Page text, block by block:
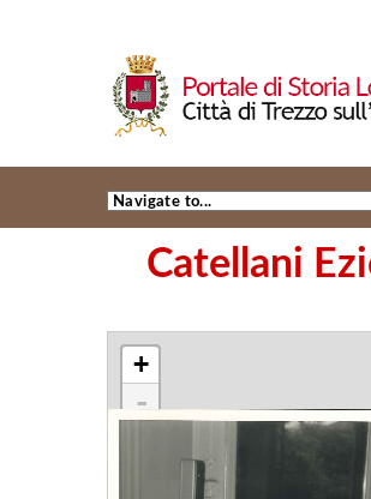
Catellani
+
-